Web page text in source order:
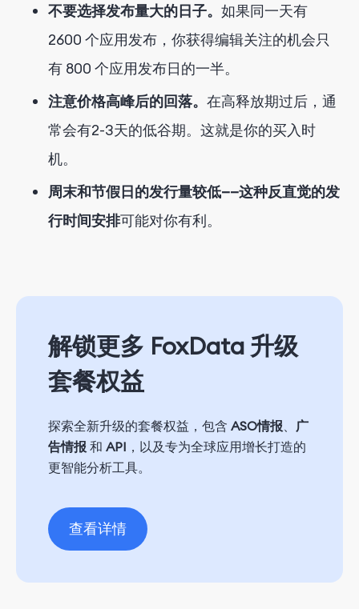
不要选择发布量大的日子。 如果同一天有
2600 个应用发布，你获得编辑关注的机会只
有 800 个应用发布日的一半。
注意价格高峰后的回落。 在高释放期过后，通
常会有2-3天的低谷期。这就是你的买入时
机。
周末和节假日的发行量较低——这种反直觉的发
行时间安排可能对你有利。
解锁更多 FoxData 升级
套餐权益
探索全新升级的套餐权益，包含 ASO情报
广
告情报 和 API ，以及专为全球应用增长打造的
更智能分析工具。
查看详情